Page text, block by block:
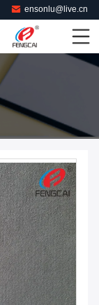
ensonlu@live.cn